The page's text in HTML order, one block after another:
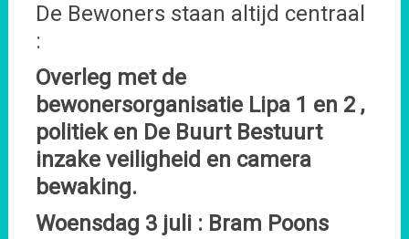
De Bewoners staan altijd centraal
:
Overleg met de
bewonersorganisatie Lipa 1 en 2 ,
politiek en De Buurt Bestuurt
inzake veiligheid en camera
bewaking.
Woensdag 3 juli : Bram Poons